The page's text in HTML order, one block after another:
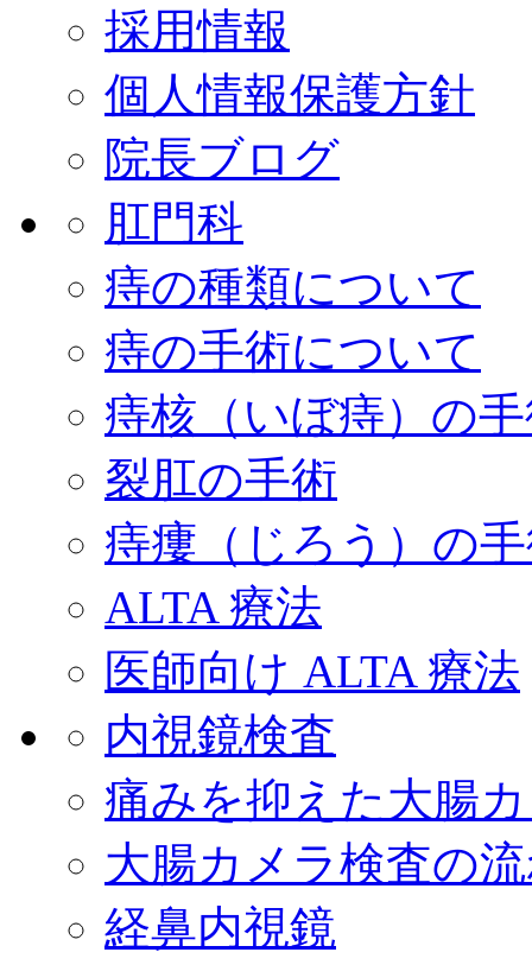
採用情報
個人情報保護方針
院長ブログ
肛門科
痔の種類について
痔の手術について
痔核（いぼ痔）の
裂肛の手術
痔瘻（じろう）の
ALTA 療法
医師向け ALTA 療法
内視鏡検査
痛みを抑えた大腸
大腸カメラ検査の
経鼻内視鏡